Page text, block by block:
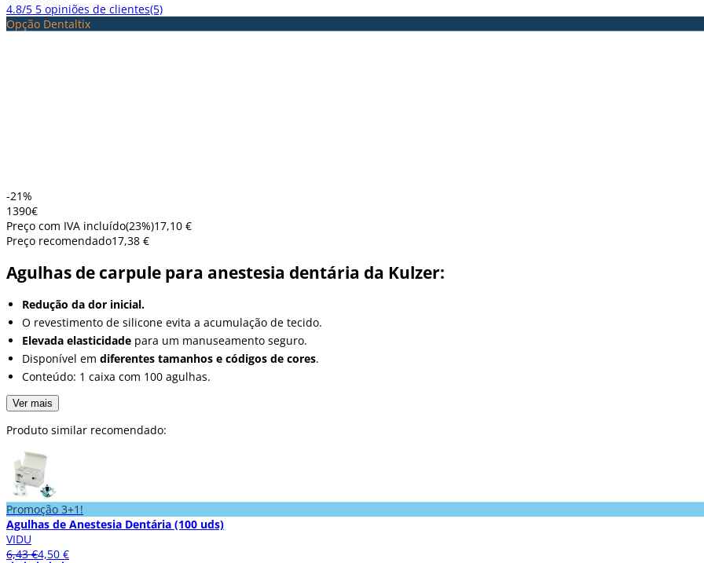
4.8/5 5 opiniões de clientes(5)
Opção Dentaltix
-21%
1390€
Preço com IVA incluído(23%)17,10 €
Preço recomendado17,38 €
Agulhas de carpule para anestesia dentária da Kulzer:
Redução da dor inicial.
O revestimento de silicone evita a acumulação de tecido.
Elevada elasticidade para um manuseamento seguro.
Disponível em diferentes tamanhos e códigos de cores.
Conteúdo: 1 caixa com 100 agulhas.
Ver mais
Produto similar recomendado:
Promoção 3+1!
Agulhas de Anestesia Dentária (100 uds)
VIDU
6,43 €4,50 €